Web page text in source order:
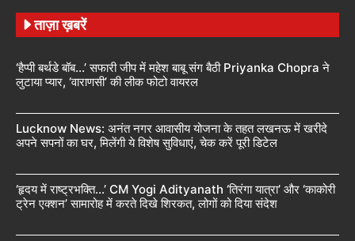
ताज़ा ख़बरें
‘हैप्पी बर्थडे बॉब…’ सफारी जीप में महेश बाबू संग बैठी Priyanka Chopra ने
लुटाया प्यार, ‘वाराणसी’ की लीक फोटो वायरल
Lucknow News: अनंत नगर आवासीय योजना के तहत लखनऊ में खरीदे
अपने सपनों का घर, मिलेंगी ये विशेष सुविधाएं, चेक करें पूरी डिटेल
‘हृदय में राष्ट्रभक्ति…’ CM Yogi Adityanath ‘तिरंगा यात्रा’ और ‘काकोरी
ट्रेन एक्शन’ सामारोह में करते दिखे शिरकत, लोगों को दिया संदेश